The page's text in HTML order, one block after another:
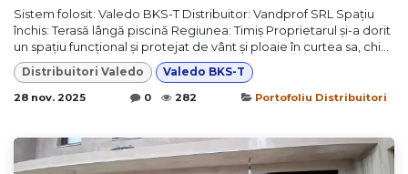
Sistem folosit: Valedo BKS-T Distribuitor: Vandprof SRL Spațiu
închis: Terasă lângă piscină Regiunea: Timiș Proprietarul și-a dorit
un spațiu funcțional și protejat de vânt și ploaie în curtea sa, chi...
Distribuitori Valedo Valedo BKS-T
28 nov. 2025 0 282 Portofoliu Distribuitori